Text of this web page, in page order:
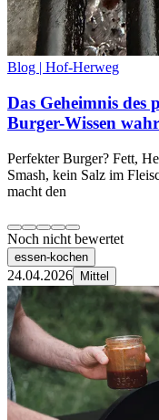
Blog | Hof-Herweg
Das Geheimnis
Burger-Wissen
Perfekter Burger? Fett,
Smash, kein Salz im
macht den
Noch nicht bewertet
essen-kochen
24.04.2026 Mittel